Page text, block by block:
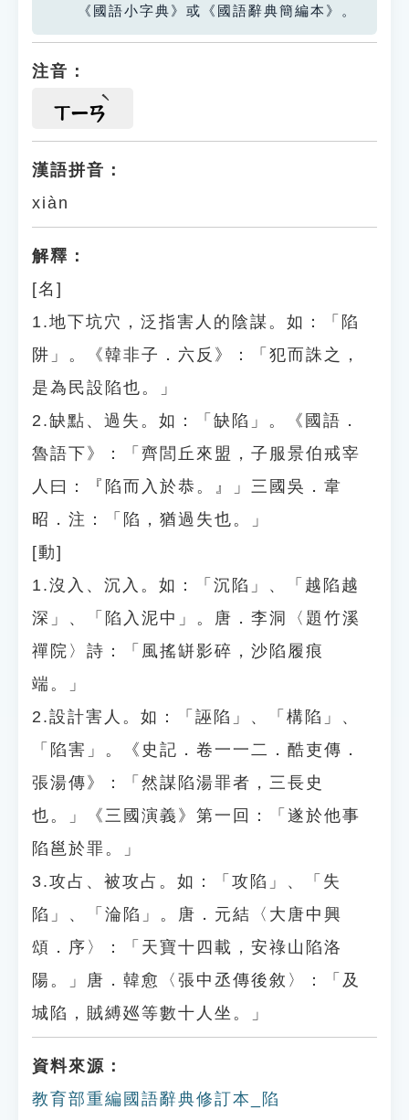
《國語小字典》或《國語辭典簡編本》。
注音：
ㄒㄧㄢ
漢語拼音：
xiàn
解釋：
[名]
1.地下坑穴，泛指害人的陰謀。如：「陷
阱」。《韓非子．六反》：「犯而誅之，
是為民設陷也。」
2.缺點、過失。如：「缺陷」。《國語．
魯語下》：「齊閭丘來盟，子服景伯戒宰
人曰：『陷而入於恭。』」三國吳．韋
昭．注：「陷，猶過失也。」
[動]
1.沒入、沉入。如：「沉陷」、「越陷越
深」、「陷入泥中」。唐．李洞〈題竹溪
禪院〉詩：「風搖缾影碎，沙陷履痕
端。」
2.設計害人。如：「誣陷」、「構陷」、
「陷害」。《史記．卷一一二．酷吏傳．
張湯傳》：「然謀陷湯罪者，三長史
也。」《三國演義》第一回：「遂於他事
陷邕於罪。」
3.攻占、被攻占。如：「攻陷」、「失
陷」、「淪陷」。唐．元結〈大唐中興
頌．序〉：「天寶十四載，安祿山陷洛
陽。」唐．韓愈〈張中丞傳後敘〉：「及
城陷，賊縛廵等數十人坐。」
資料來源：
教育部重編國語辭典修訂本_陷